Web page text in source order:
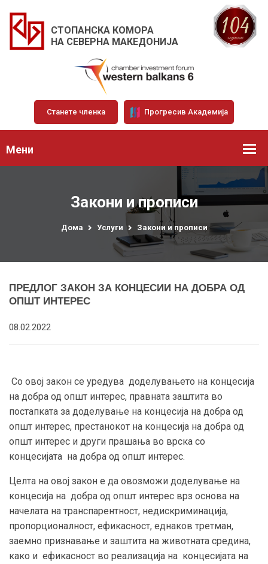
СТОПАНСКА КОМОРА
НА СЕВЕРНА МАКЕДОНИЈА
Станете членка Прогресив Академија
Мени
Закони и прописи
Дома Услуги Закони и прописи
ПРЕДЛОГ ЗАКОН ЗА КОНЦЕСИИ НА ДОБРА ОД
ОПШТ ИНТЕРЕС
08.02.2022
Со овој закон се уредува доделувањето на концесија
на добра од општ интерес, правната заштита во
постапката за доделување на концесија на добра од
општ интерес, престанокот на концесија на добра од
општ интерес и други прашања во врска со
концесијата на добра од општ интерес.
Целта на овој закон е да овозможи доделување на
концесија на добра од општ интерес врз основа на
начелата на транспарентност, недискриминација,
пропорционалност, ефикасност, еднаков третман,
заемно признавање и заштита на животната средина,
како и ефикасност во реализација на концесијата на